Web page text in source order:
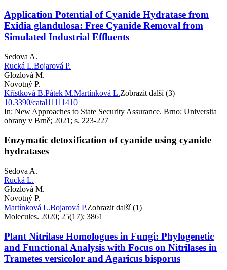
Application Potential of Cyanide Hydratase from
Exidia glandulosa: Free Cyanide Removal from
Simulated Industrial Effluents
Sedova A.
Rucká L.Bojarová P.
Glozlová M.
Novotný P.
Křístková B.Pátek M.Martínková L.Zobrazit další (3)
10.3390/catal11111410
In: New Approaches to State Security Assurance. Brno: Universita
obrany v Brně; 2021; s. 223-227
Enzymatic detoxification of cyanide using cyanide
hydratases
Sedova A.
Rucká L.
Glozlová M.
Novotný P.
Martínková L.Bojarová P.Zobrazit další (1)
Molecules. 2020; 25(17); 3861
Plant Nitrilase Homologues in Fungi: Phylogenetic
and Functional Analysis with Focus on Nitrilases in
Trametes versicolor and Agaricus bisporus